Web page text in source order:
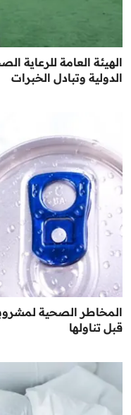
الهيئة العامة للرعاية
الدولية وتبادل الخبرات
المخاطر الصحية
قبل تناولها